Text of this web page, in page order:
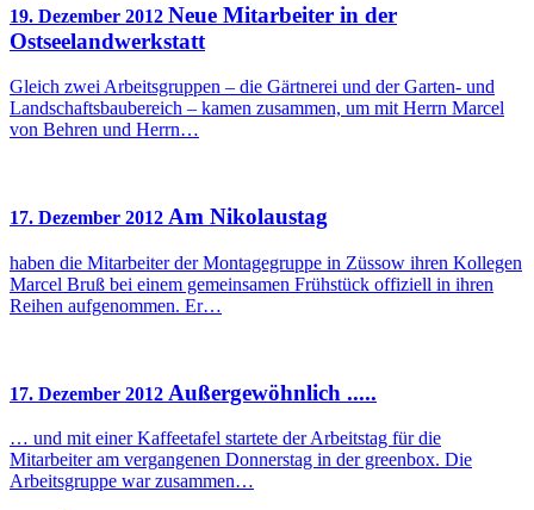
19. Dezember 2012 Neue Mitarbeiter in der
Ostseelandwerkstatt
Gleich zwei Arbeitsgruppen – die Gärtnerei und der Garten- und
Landschaftsbaubereich – kamen zusammen, um mit Herrn Marcel
von Behren und Herrn…
17. Dezember 2012 Am Nikolaustag
haben die Mitarbeiter der Montagegruppe in Züssow ihren Kollegen
Marcel Bruß bei einem gemeinsamen Frühstück offiziell in ihren
Reihen aufgenommen. Er…
17. Dezember 2012 Außergewöhnlich .....
… und mit einer Kaffeetafel startete der Arbeitstag für die
Mitarbeiter am vergangenen Donnerstag in der greenbox. Die
Arbeitsgruppe war zusammen…